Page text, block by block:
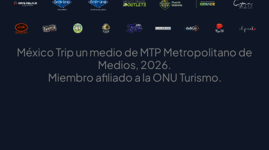
México Trip un medio de MTP Metropolitano de
Medios, 2026.
Miembro afiliado a la ONU Turismo.